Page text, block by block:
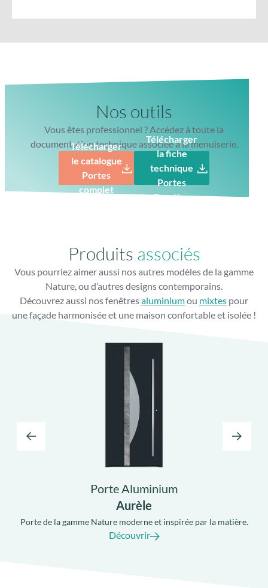
Nos outils
Vous êtes professionnel ? Accédez à toute la
documentation technique associée à la menuiserie.
Télécharger
le catalogue
Portes
complet
Télécharger
la fiche
technique
Portes
Prestige
Produits associés
Vous pourriez aimer aussi nos autres modèles de la gamme
Nature, ou d’autres designs contemporains.
Découvrez aussi nos fenêtresaluminiumou mixtes pour
une façade harmonisée et une maison confortable et isolée !
Porte Aluminium
Aurèle
Porte de la gamme Nature moderne et inspirée par la matière.
Découvrir